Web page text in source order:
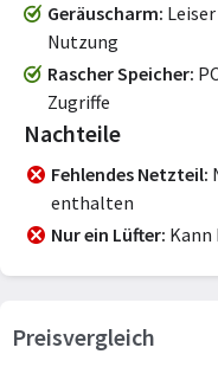
Geräuscharm
Nutzung
Rascher Speicher
Zugriffe
Nachteile
Fehlendes Netzteil
enthalten
Nur ein Lüfter Kann
Preisvergleich